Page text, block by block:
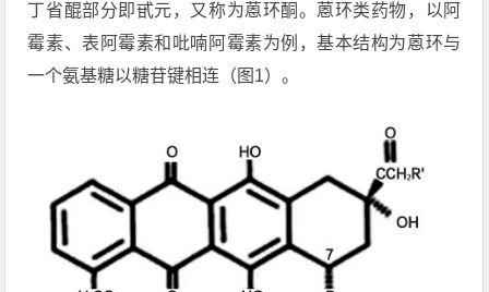
丁省醌部分即甙元，又称为蒽环酮。蒽环类药物，以阿
霉素、表阿霉素和吡喃阿霉素为例，基本结构为蒽环与
一个氨基糖以糖苷键相连（图1）。